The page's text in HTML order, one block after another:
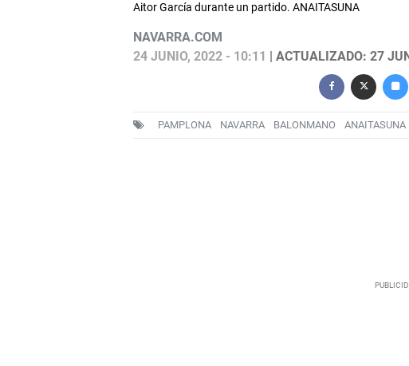
Aitor García durante un partido. ANAITASUNA
NAVARRA.COM
24 JUNIO, 2022 - 10:11 | ACTUALIZADO: 27
PAMPLONA NAVARRA BALONMANO ANAITASUNA